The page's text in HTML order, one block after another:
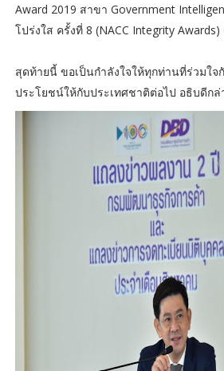
Award 2019 สาขา Government
โปร่งใส ครั้งที่ 8 (NACC Integrity
สุดท้ายนี้ ขอเป็นกำลังใจให้ทุกท่านที่ร่วมใ
ประโยชน์ให้กับประเทศชาติต่อไป อธิบดีกล่